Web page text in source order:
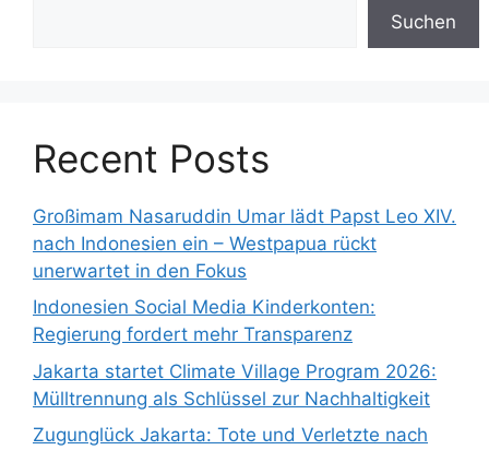
Suchen
Recent Posts
Großimam Nasaruddin Umar lädt Papst Leo XIV.
nach Indonesien ein – Westpapua rückt
unerwartet in den Fokus
Indonesien Social Media Kinderkonten:
Regierung fordert mehr Transparenz
Jakarta startet Climate Village Program 2026:
Mülltrennung als Schlüssel zur Nachhaltigkeit
Zugunglück Jakarta: Tote und Verletzte nach